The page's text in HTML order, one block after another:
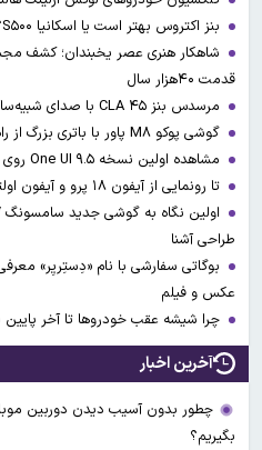
بنز اکتروس بهتر است یا اسکانیا S۵۰۰؟ / عکس
شاهکار هنری عصر یخبندان؛ کشف
قدمت ۴۰هزار سال
مرسدس بنز CLA ۴۵ با صدای شبیه‌سازی شده برگشت
گوشی پوکو M۸ پاور با باتری بزرگ از راه رسید
مشاهده اولین نسخه One UI ۹.۵ روی سرورهای سامسونگ
تا رونمایی از آیفون ۱۸ پرو و آیفون اولترا چقدر مانده است؟
طراحی آشنا
عکس و فیلم
چرا شیشه عقب خودروها تا آخر پایین
آخرین اخبار
چطور بدون آسیب دیدن دوربین
بگیریم؟